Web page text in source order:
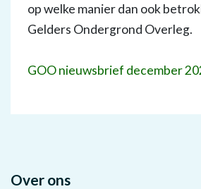
op welke manier dan ook
Gelders Ondergrond Overleg.
GOO nieuwsbrief december
Over ons